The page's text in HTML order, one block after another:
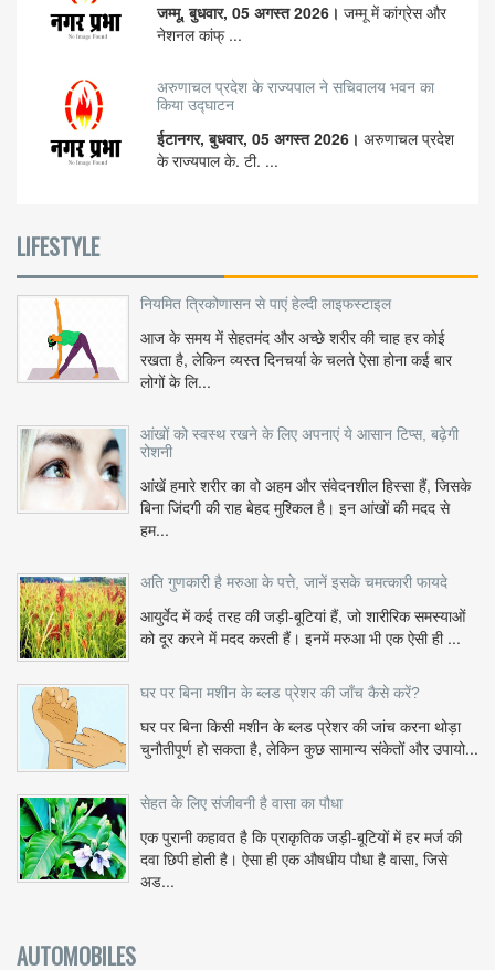
जम्मू, बुधवार, 05 अगस्त 2026। जम्मू में कांग्रेस और
नेशनल कांफ् ...
अरुणाचल प्रदेश के राज्यपाल ने सचिवालय भवन का
किया उद्घाटन
ईटानगर, बुधवार, 05 अगस्त 2026। अरुणाचल प्रदेश
के राज्यपाल के. टी. ...
LIFESTYLE
नियमित त्रिकोणासन से पाएं हेल्दी लाइफस्टाइल
आज के समय में सेहतमंद और अच्छे शरीर की चाह हर कोई
रखता है, लेकिन व्यस्त दिनचर्या के चलते ऐसा होना कई बार
लोगों के लि...
आंखों को स्वस्थ रखने के लिए अपनाएं ये आसान टिप्स, बढ़ेगी
रोशनी
आंखें हमारे शरीर का वो अहम और संवेदनशील हिस्सा हैं, जिसके
बिना जिंदगी की राह बेहद मुश्किल है। इन आंखों की मदद से
हम...
अति गुणकारी है मरुआ के पत्ते, जानें इसके चमत्कारी फायदे
आयुर्वेद में कई तरह की जड़ी-बूटियां हैं, जो शारीरिक समस्याओं
को दूर करने में मदद करती हैं। इनमें मरुआ भी एक ऐसी ही ...
घर पर बिना मशीन के ब्लड प्रेशर की जाँच कैसे करें?
घर पर बिना किसी मशीन के ब्लड प्रेशर की जांच करना थोड़ा
चुनौतीपूर्ण हो सकता है, लेकिन कुछ सामान्य संकेतों और उपायो...
सेहत के लिए संजीवनी है वासा का पौधा
एक पुरानी कहावत है कि प्राकृतिक जड़ी-बूटियों में हर मर्ज की
दवा छिपी होती है। ऐसा ही एक औषधीय पौधा है वासा, जिसे
अड...
AUTOMOBILES